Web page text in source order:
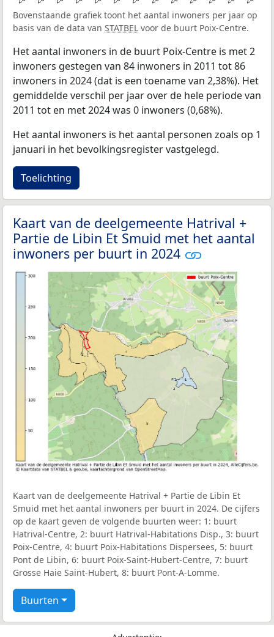
Bovenstaande grafiek toont het aantal inwoners per jaar op
basis van de data van STATBEL voor de buurt Poix-Centre.
Het aantal inwoners in de buurt Poix-Centre is met 2
inwoners gestegen van 84 inwoners in 2011 tot 86
inwoners in 2024 (dat is een toename van 2,38%). Het
gemiddelde verschil per jaar over de hele periode van
2011 tot en met 2024 was 0 inwoners (0,68%).
Het aantal inwoners is het aantal personen zoals op 1
januari in het bevolkingsregister vastgelegd.
Toelichting
Kaart van de deelgemeente Hatrival +
Partie de Libin Et Smuid met het aantal
inwoners per buurt in 2024
Kaart van de deelgemeente Hatrival + Partie de Libin Et
Smuid met het aantal inwoners per buurt in 2024. De cijfers
op de kaart geven de volgende buurten weer: 1: buurt
Hatrival-Centre, 2: buurt Hatrival-Habitations Disp., 3: buurt
Poix-Centre, 4: buurt Poix-Habitations Dispersees, 5: buurt
Pont de Libin, 6: buurt Poix-Saint-Hubert-Centre, 7: buurt
Grosse Haie Saint-Hubert, 8: buurt Pont-A-Lomme.
Buurten